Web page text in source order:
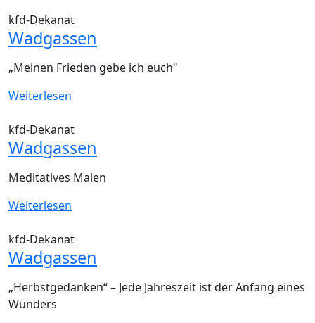
kfd-Dekanat
Wadgassen
„Meinen Frieden gebe ich euch"
Weiterlesen
kfd-Dekanat
Wadgassen
Meditatives Malen
Weiterlesen
kfd-Dekanat
Wadgassen
„Herbstgedanken“ – Jede Jahreszeit ist der Anfang eines
Wunders